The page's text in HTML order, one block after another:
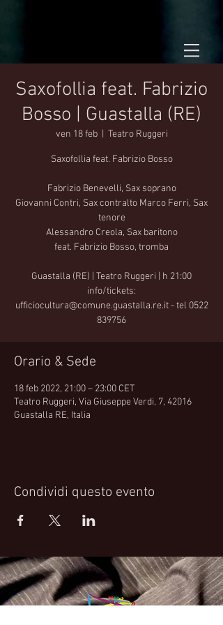
Saxofollia feat. Fabrizio
Bosso | Guastalla (RE)
ven 18 feb
  |
Teatro Ruggeri
Saxofollia feat. Fabrizio Bosso
Fabrizio Benevelli, Sax soprano
Giovanni Contri, Sax contralto Marco Ferri, Sax
tenore
Alessandro Creola, Sax baritono
feat. Fabrizio Bosso, tromba
Guastalla (RE) | Teatro Ruggeri | h 21:00
info/tickets:
ufficiocultura@comune.guastalla.re.it - tel 0522
839756
Orario & Sede
18 feb 2022, 21:00 – 23:00 CET
Teatro Ruggeri, Via Giuseppe Verdi, 7, 42016
Guastalla RE, Italia
Condividi questo evento